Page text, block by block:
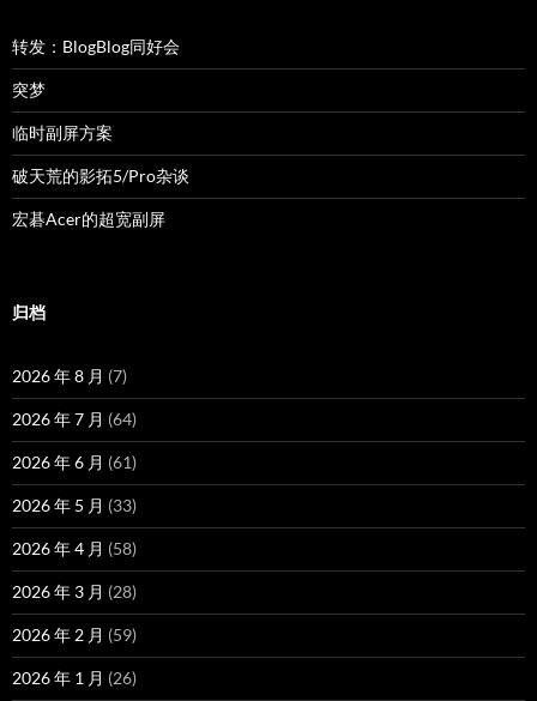
转发：BlogBlog同好会
突梦
临时副屏方案
破天荒的影拓5/Pro杂谈
宏碁Acer的超宽副屏
归档
2026 年 8 月 (7)
2026 年 7 月 (64)
2026 年 6 月 (61)
2026 年 5 月 (33)
2026 年 4 月 (58)
2026 年 3 月 (28)
2026 年 2 月 (59)
2026 年 1 月 (26)